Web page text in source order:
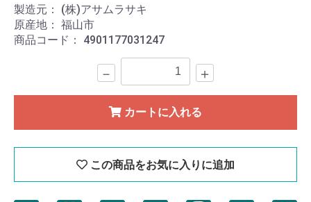
製造元： (株)アサムラサキ
原産地： 福山市
商品コード： 4901177031247
－ ＋
カートに入れる
この商品をお気に入りに追加